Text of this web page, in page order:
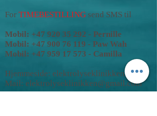
For TIMEBESTILLING send SMS til
Mobil: +47 920 35 292 - Pernille
Mobil: +47 900 76 119 - Paw Wah
Mobil: +47 959 17 573 - Camilla
Hjemmeside: elektrolyseklinikken.no
Mail: elektrolyseklinikken@gmail.com